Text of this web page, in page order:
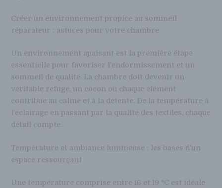
Créer un environnement propice au sommeil
réparateur : astuces pour votre chambre
Un environnement apaisant est la première étape
essentielle pour favoriser l’endormissement et un
sommeil de qualité. La chambre doit devenir un
véritable refuge, un cocon où chaque élément
contribue au calme et à la détente. De la température à
l’éclairage en passant par la qualité des textiles, chaque
détail compte.
Température et ambiance lumineuse : les bases d’un
espace ressourçant
Une température comprise entre 16 et 19 °C est idéale